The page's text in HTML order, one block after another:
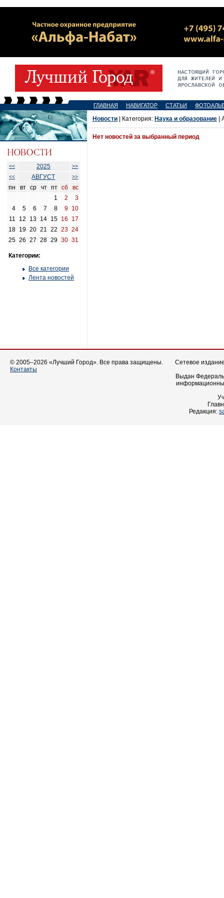
ГЛАВНАЯ НАВИГАТОР СТАТЬИ
<< 2025
>>
<<
АВГУСТ >>
пн вт ср чт пт сб
вс
1
2
3
4
5 6 7 8 9 10
11
12 13 14 15 16
17
18 19 20 21 22 23 24
25 26 27 28 29 30 31
Категории:
Все категории
Лента новостей
Новости | Категория: Наука и образование |
Нет новостей за выбранный период
© 2005–2026 «Лучший Город». Все права защищены.
Контакты
Сетевое
Выдан
Редакция: